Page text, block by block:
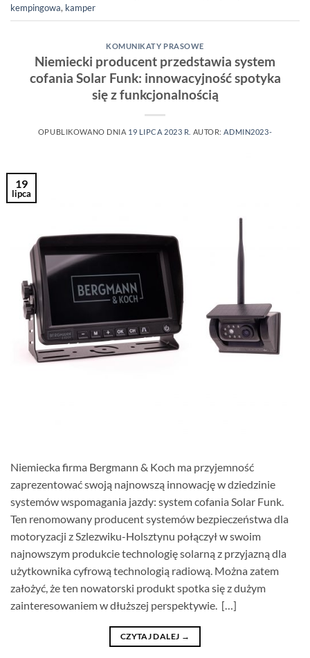
kempingowa, kamper
KOMUNIKATY PRASOWE
Niemiecki producent przedstawia system
cofania Solar Funk: innowacyjność spotyka
się z funkcjonalnością
OPUBLIKOWANO DNIA 19 LIPCA 2023 R. AUTOR:ADMIN2023-
19
lipca
Niemiecka firma Bergmann & Koch ma przyjemność
zaprezentować swoją najnowszą innowację w dziedzinie
systemów wspomagania jazdy: system cofania Solar Funk.
Ten renomowany producent systemów bezpieczeństwa dla
motoryzacji z Szlezwiku-Holsztynu połączył w swoim
najnowszym produkcie technologię solarną z przyjazną dla
użytkownika cyfrową technologią radiową. Można zatem
założyć, że ten nowatorski produkt spotka się z dużym
zainteresowaniem w dłuższej perspektywie. […]
CZYTAJ DALEJ →